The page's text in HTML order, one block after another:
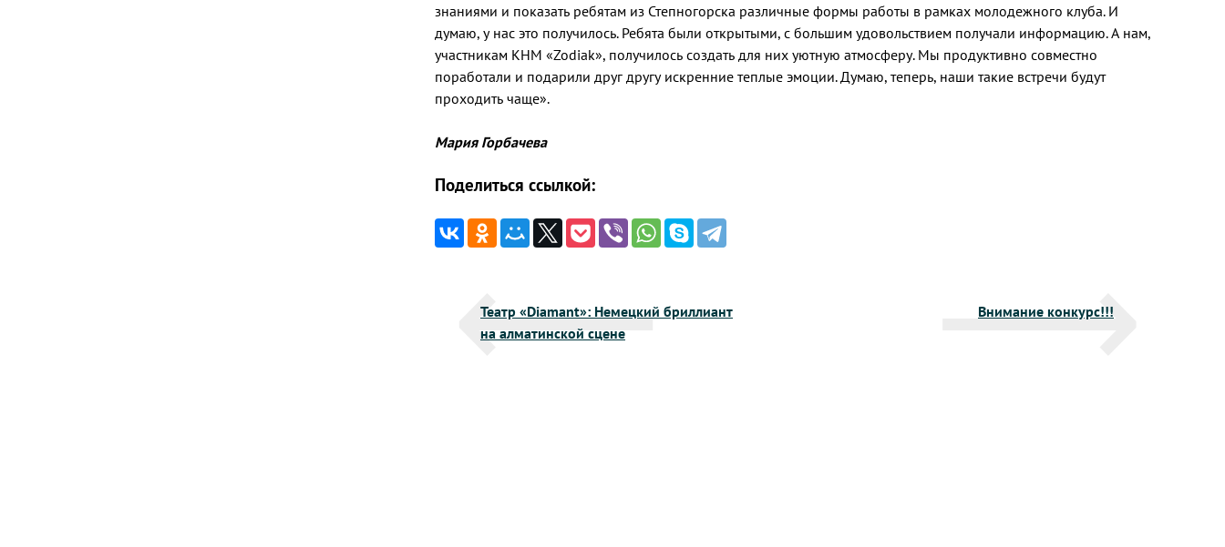
знаниями и показать ребятам из Степногорска различные формы работы в рамках молодежного клуба. И
думаю, у нас это получилось. Ребята были открытыми, с большим удовольствием получали информацию. А нам,
участникам КНМ «Zodiak», получилось создать для них уютную атмосферу. Мы продуктивно совместно
поработали и подарили друг другу искренние теплые эмоции. Думаю, теперь, наши такие встречи будут
проходить чаще».
Мария Горбачева
Поделиться ссылкой:
Театр «Diamant»: Немецкий бриллиант
на алматинской сцене
Внимание конкурс!!!